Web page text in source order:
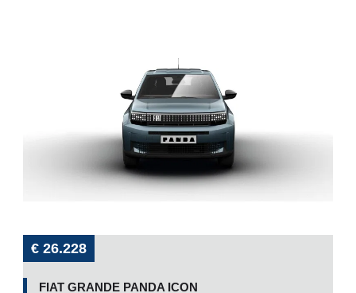
€ 26.228
FIAT GRANDE PANDA ICON